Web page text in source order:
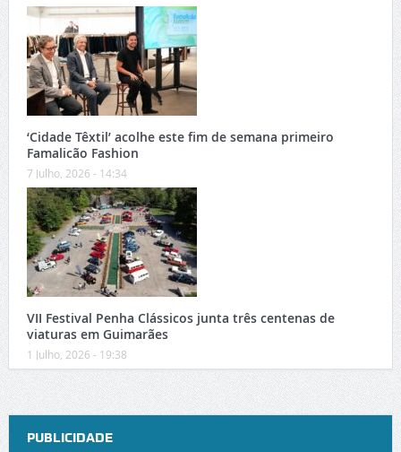
‘Cidade Têxtil’ acolhe este fim de semana primeiro
Famalicão Fashion
7 Julho, 2026 - 14:34
VII Festival Penha Clássicos junta três centenas de
viaturas em Guimarães
1 Julho, 2026 - 19:38
PUBLICIDADE